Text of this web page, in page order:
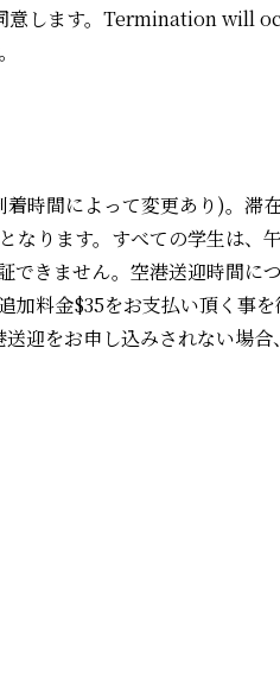
意します。Termination
時間によって変更あり)。滞
ります。すべての学生は、
きません。空港送迎時間に
加料金$35をお支払い頂く
をお申し込みされない場合